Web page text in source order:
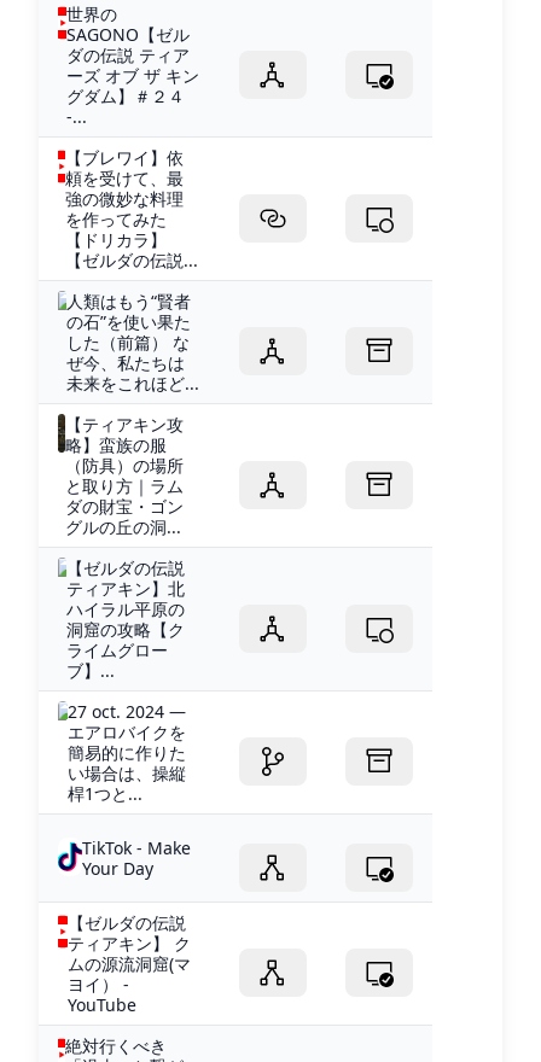
世界の
SAGONO【ゼル
ダの伝説 ティア
ーズ オブ ザ キン
グダム】＃２４
-...
【ブレワイ】依
頼を受けて、最
強の微妙な料理
を作ってみた
【ドリカラ】
【ゼルダの伝説...
人類はもう“賢者
の石”を使い果た
した（前篇） な
ぜ今、私たちは
未来をこれほど...
【ティアキン攻
略】蛮族の服
（防具）の場所
と取り方｜ラム
ダの財宝・ゴン
グルの丘の洞...
【ゼルダの伝説
ティアキン】北
ハイラル平原の
洞窟の攻略【ク
ライムグロー
ブ】...
27 oct. 2024 —
エアロバイクを
簡易的に作りた
い場合は、操縦
桿1つと...
TikTok - Make
Your Day
【ゼルダの伝説
ティアキン】 ク
ムの源流洞窟(マ
ヨイ） -
YouTube
絶対行くべき